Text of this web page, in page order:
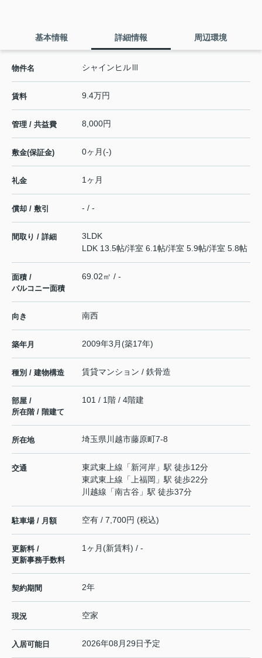
基本情報 詳細情報 周辺環境
物件名 シャインヒルⅢ
賃料 9.4万円
管理 / 共益費 8,000円
敷金(保証金) 0ヶ月(-)
礼金 1ヶ月
償却 / 敷引 - / -
間取り / 詳細
3LDK
LDK 13.5帖/洋室 6.1帖/洋室 5.9帖/洋室 5.8帖
面積 /
バルコニー面積
69.02㎡ / -
向き 南西
築年月 2009年3月(築17年)
種別 / 建物構造 賃貸マンション / 鉄骨造
部屋 /
所在階 / 階建て
101 / 1階 / 4階建
所在地 埼玉県川越市藤原町7-8
交通 東武東上線 「新河岸 」駅 徒歩12分
東武東上線 「上福岡 」駅 徒歩22分
川越線 「南古谷 」駅 徒歩37分
駐車場 / 月額 空有 / 7,700円 (税込)
更新料 /
更新事務手数料
1ヶ月(新賃料) / -
契約期間 2年
現況 空家
入居可能日 2026年08月29日予定